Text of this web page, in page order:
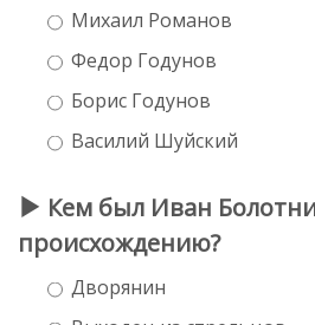
Михаил Романов
Федор Годунов
Борис Годунов
Василий Шуйский
Кем был Иван
происхождению?
Дворянин